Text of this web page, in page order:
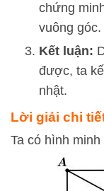
chứng
vuông góc.
Kết luận:
được, ta
nhật.
Lời giải chi
Ta có hình